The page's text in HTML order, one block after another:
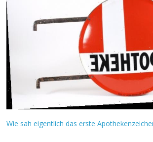
Wie sah eigentlich das erste